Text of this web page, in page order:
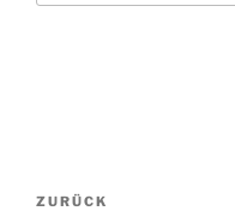
Beitragsnavigation
Vorheriger
ZURÜCK